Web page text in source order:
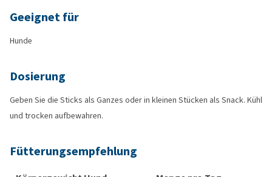
Geeignet für
Hunde
Dosierung
Geben Sie die Sticks als Ganzes oder in kleinen Stücken als Snack. Kühl
und trocken aufbewahren.
Fütterungsempfehlung